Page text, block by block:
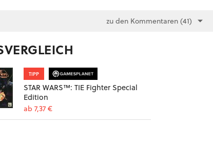
zu den Kommentaren (41)
TIPP
STAR WARS™: TIE Fighter Special
Edition
ab 7,37 €